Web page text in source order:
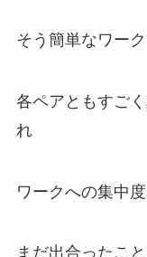
そう簡単なワー
各ペアともすご
れ
ワークへの集中
まだ出合ったこ